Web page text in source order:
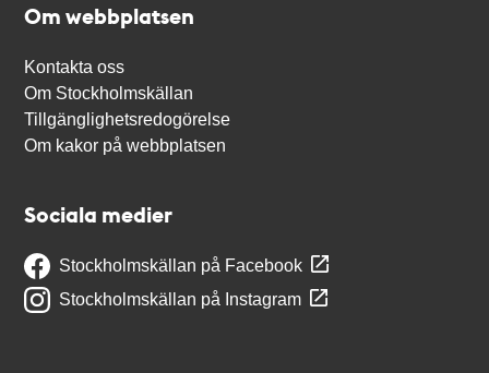
Om webbplatsen
Kontakta oss
Om Stockholmskällan
Tillgänglighetsredogörelse
Om kakor på webbplatsen
Sociala medier
Stockholmskällan på Facebook
Stockholmskällan på Instagram